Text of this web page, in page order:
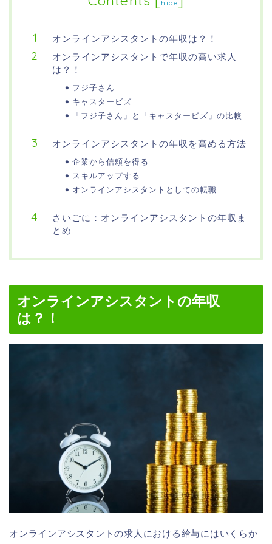
hide
オンラインアシスタントの年収は？！
オンラインアシスタントで年収の高い求人
は？！
フジ子さん
キャスタービズ
「フジ子さん」と「キャスタービズ」の比較
オンラインアシスタントの年収を高める方法
企業から信頼を得る
スキルアップする
オンラインアシスタントとしての転職
さいごに：オンラインアシスタントの年収ま
とめ
オンラインアシスタントの年収
は？！
オンラインアシスタントの求人における給与にはいくらか